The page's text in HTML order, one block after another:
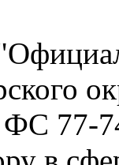
77-